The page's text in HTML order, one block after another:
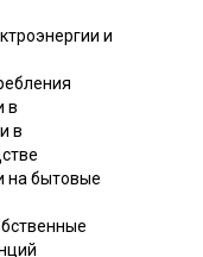
и
в
в
на бытовые